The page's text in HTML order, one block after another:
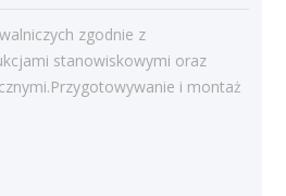
zgodnie z
stanowiskowymi oraz
i montaż